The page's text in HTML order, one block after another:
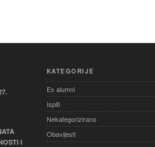
I
KATEGORIJE
Ex alumni
Ispiti
Nekategorizirano
Obavijesti